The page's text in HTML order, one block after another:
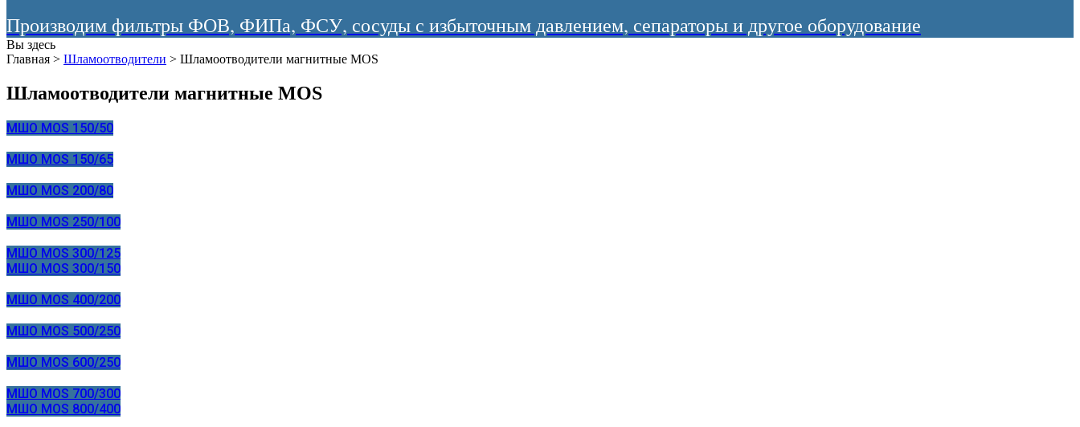
Производим фильтры ФОВ, ФИПа, ФСУ, сосуды с избыточным давлением, сепараторы и другое оборудование
Вы здесь
Главная > Шламоотводители > Шламоотводители магнитные MOS
Шламоотводители магнитные MOS
МШО MOS 150/50
МШО MOS 150/65
МШО MOS 200/80
МШО MOS 250/100
МШО MOS 300/125
МШО MOS 300/150
МШО MOS 400/200
МШО MOS 500/250
МШО MOS 600/250
МШО MOS 700/300
МШО MOS 800/400